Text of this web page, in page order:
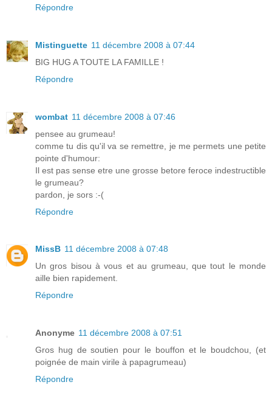
Répondre
Mistinguette 11 décembre 2008 à 07:44
BIG HUG A TOUTE LA FAMILLE !
Répondre
wombat 11 décembre 2008 à 07:46
pensee au grumeau!
comme tu dis qu'il va se remettre, je me permets une petite
pointe d'humour:
Il est pas sense etre une grosse betore feroce indestructible
le grumeau?
pardon, je sors :-(
Répondre
MissB 11 décembre 2008 à 07:48
Un gros bisou à vous et au grumeau, que tout le monde
aille bien rapidement.
Répondre
Anonyme 11 décembre 2008 à 07:51
Gros hug de soutien pour le bouffon et le boudchou, (et
poignée de main virile à papagrumeau)
Répondre